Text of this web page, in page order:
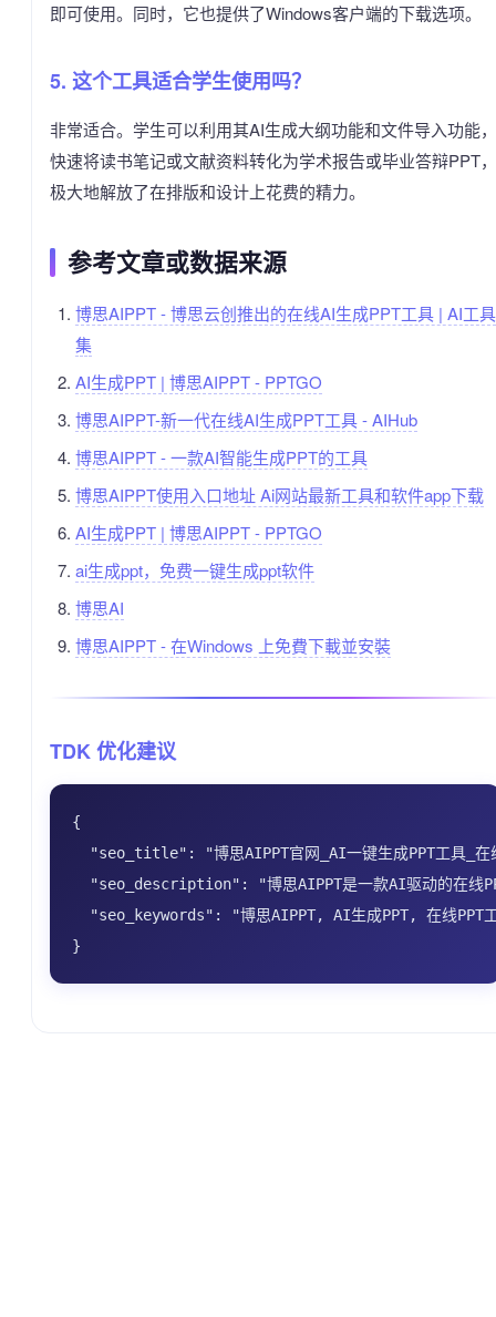
即可使用。同时，它也提供了Windows客户端的下载选项。
5. 这个工具适合学生使用吗？
非常适合。学生可以利用其AI生成大纲功能和文件导入功能，
快速将读书笔记或文献资料转化为学术报告或毕业答辩PPT，
极大地解放了在排版和设计上花费的精力。
参考文章或数据来源
博思AIPPT - 博思云创推出的在线AI生成PPT工具 | AI工具
集
AI生成PPT | 博思AIPPT - PPTGO
博思AIPPT-新一代在线AI生成PPT工具 - AIHub
博思AIPPT - 一款AI智能生成PPT的工具
博思AIPPT使用入口地址 Ai网站最新工具和软件app下载
AI生成PPT | 博思AIPPT - PPTGO
ai生成ppt，免费一键生成ppt软件
博思AI
博思AIPPT - 在Windows 上免費下載並安裝
TDK 优化建议
{
"seo_title": "博思AIPPT官网_AI一键生成PPT工具_在
"seo_description": "博思AIPPT是一款AI驱动的在线
"seo_keywords": "博思AIPPT, AI生成PPT, 在线PPT